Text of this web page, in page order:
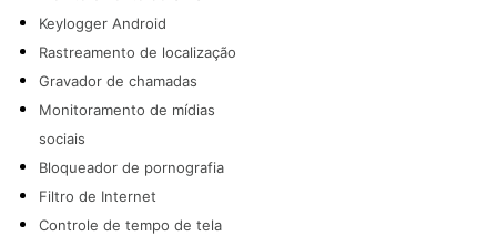
Keylogger Android
Rastreamento de localização
Gravador de chamadas
Monitoramento de mídias
sociais
Bloqueador de pornografia
Filtro de Internet
Controle de tempo de tela